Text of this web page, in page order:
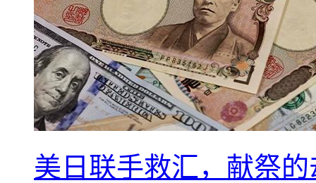
美日联手救汇，献祭